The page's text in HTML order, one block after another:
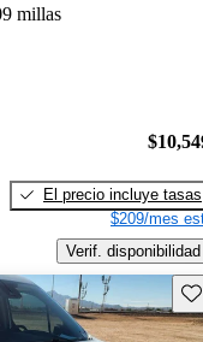
millas
El precio incluye tasas
$209/mes
Verif. disponibilidad